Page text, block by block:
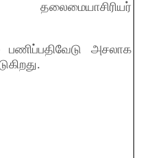
பணிப்பதிவேடு அசலாக